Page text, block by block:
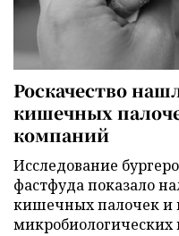
Роскачество
кишечных
компаний
Исследование
фастфуда показало
кишечных палочек и